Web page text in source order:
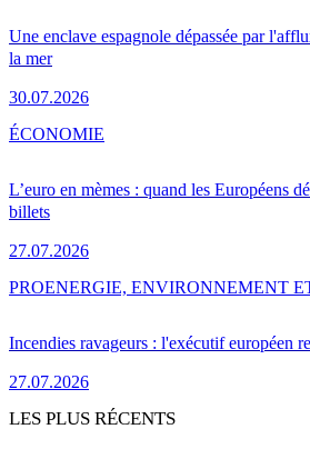
Une enclave espagnole dépassée par
la mer
30.07.2026
L’euro en mèmes : quand les Européens
billets
27.07.2026
ÉCONOMIE
Incendies ravageurs : l'exécutif européen
27.07.2026
PROENERGIE, ENVIRONNEMENT
LES PLUS RÉCENTS